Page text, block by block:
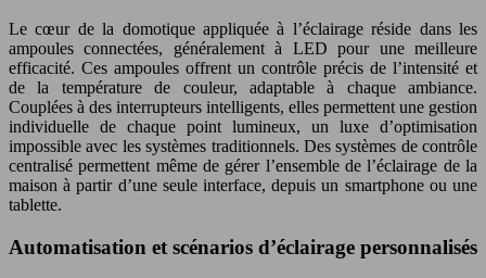
Le cœur de la domotique appliquée à l’éclairage réside dans les
ampoules connectées, généralement à LED pour une meilleure
efficacité. Ces ampoules offrent un contrôle précis de l’intensité et
de la température de couleur, adaptable à chaque ambiance.
Couplées à des interrupteurs intelligents, elles permettent une gestion
individuelle de chaque point lumineux, un luxe d’optimisation
impossible avec les systèmes traditionnels. Des systèmes de contrôle
centralisé permettent même de gérer l’ensemble de l’éclairage de la
maison à partir d’une seule interface, depuis un smartphone ou une
tablette.
Automatisation et scénarios d’éclairage personnalisés